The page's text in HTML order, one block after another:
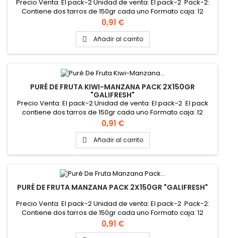
Precio Venta: El pack-2 Unidad de venta: El pack-2 Pack-2:
Contiene dos tarros de 150gr cada uno Formato caja: 12
pack-2
Precio
0,91 €
 Añadir al carrito
PURÉ DE FRUTA KIWI-MANZANA PACK 2X150GR
"GALIFRESH"
Precio Venta: El pack-2 Unidad de venta: El pack-2 El pack
contiene dos tarros de 150gr cada uno Formato caja: 12
pack-2
Precio
0,91 €
 Añadir al carrito
PURÉ DE FRUTA MANZANA PACK 2X150GR "GALIFRESH"
Precio Venta: El pack-2 Unidad de venta: El pack-2 Pack-2:
Contiene dos tarros de 150gr cada uno Formato caja: 12
pack-2
Precio
0,91 €